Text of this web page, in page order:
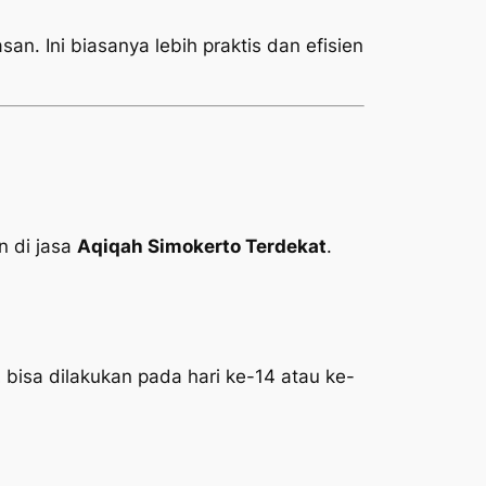
Ini biasanya lebih praktis dan efisien
di jasa Aqiqah Simokerto Terdekat.
dilakukan pada hari ke-14 atau ke-